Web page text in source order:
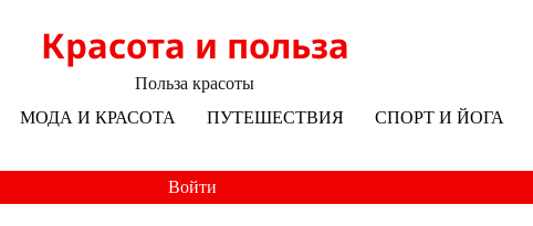
Красота и польза
Польза красоты
МОДА И КРАСОТА ПУТЕШЕСТВИЯ СПОРТ И ЙОГА
Войти